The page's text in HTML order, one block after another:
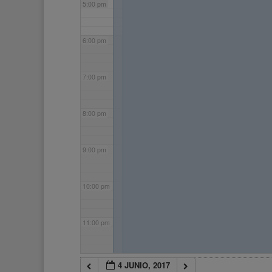
5:00 pm
6:00 pm
7:00 pm
8:00 pm
9:00 pm
10:00 pm
11:00 pm
4 JUNIO, 2017